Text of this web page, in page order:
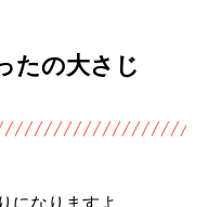
たの大さじ